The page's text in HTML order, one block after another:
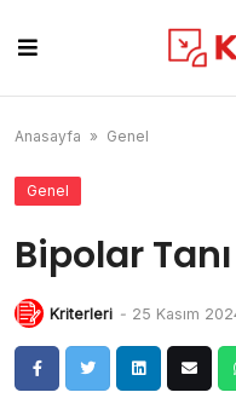
content
Anasayfa » Genel
Genel
Bipolar
Kriterleri - 25 Kasım